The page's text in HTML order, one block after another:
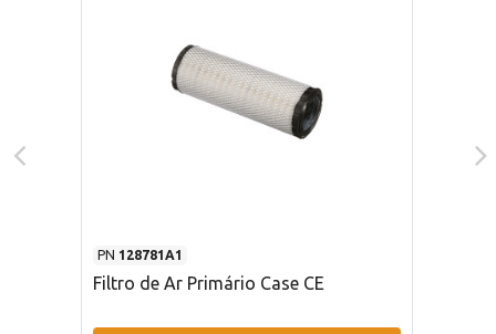
PN 128781A1
Filtro de Ar Primário Case CE